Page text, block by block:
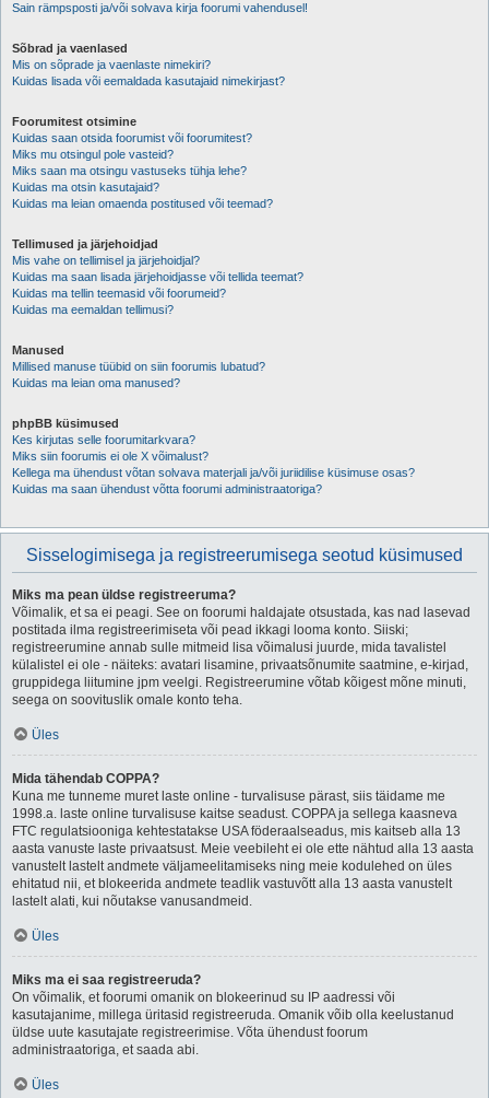
Sain rämpsposti ja/või solvava kirja foorumi vahendusel!
Sõbrad ja vaenlased
Mis on sõprade ja vaenlaste nimekiri?
Kuidas lisada või eemaldada kasutajaid nimekirjast?
Foorumitest otsimine
Kuidas saan otsida foorumist või foorumitest?
Miks mu otsingul pole vasteid?
Miks saan ma otsingu vastuseks tühja lehe?
Kuidas ma otsin kasutajaid?
Kuidas ma leian omaenda postitused või teemad?
Tellimused ja järjehoidjad
Mis vahe on tellimisel ja järjehoidjal?
Kuidas ma saan lisada järjehoidjasse või tellida teemat?
Kuidas ma tellin teemasid või foorumeid?
Kuidas ma eemaldan tellimusi?
Manused
Millised manuse tüübid on siin foorumis lubatud?
Kuidas ma leian oma manused?
phpBB küsimused
Kes kirjutas selle foorumitarkvara?
Miks siin foorumis ei ole X võimalust?
Kellega ma ühendust võtan solvava materjali ja/või juriidilise küsimuse osas?
Kuidas ma saan ühendust võtta foorumi administraatoriga?
Sisselogimisega ja registreerumisega seotud küsimused
Miks ma pean üldse registreeruma?
Võimalik, et sa ei peagi. See on foorumi haldajate otsustada, kas nad lasevad
postitada ilma registreerimiseta või pead ikkagi looma konto. Siiski;
registreerumine annab sulle mitmeid lisa võimalusi juurde, mida tavalistel
külalistel ei ole - näiteks: avatari lisamine, privaatsõnumite saatmine, e-kirjad,
gruppidega liitumine jpm veelgi. Registreerumine võtab kõigest mõne minuti,
seega on soovituslik omale konto teha.
Üles
Mida tähendab COPPA?
Kuna me tunneme muret laste online - turvalisuse pärast, siis täidame me
1998.a. laste online turvalisuse kaitse seadust. COPPA ja sellega kaasneva
FTC regulatsiooniga kehtestatakse USA föderaalseadus, mis kaitseb alla 13
aasta vanuste laste privaatsust. Meie veebileht ei ole ette nähtud alla 13 aasta
vanustelt lastelt andmete väljameelitamiseks ning meie kodulehed on üles
ehitatud nii, et blokeerida andmete teadlik vastuvõtt alla 13 aasta vanustelt
lastelt alati, kui nõutakse vanusandmeid.
Üles
Miks ma ei saa registreeruda?
On võimalik, et foorumi omanik on blokeerinud su IP aadressi või
kasutajanime, millega üritasid registreeruda. Omanik võib olla keelustanud
üldse uute kasutajate registreerimise. Võta ühendust foorum
administraatoriga, et saada abi.
Üles